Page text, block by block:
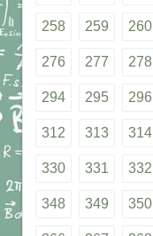
258 259 260
276 277 278
294 295 296
312 313 314
330 331 332
348 349 350